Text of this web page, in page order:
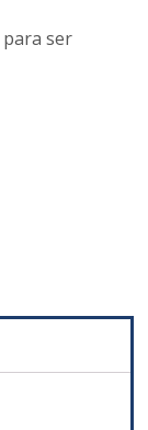
para ser